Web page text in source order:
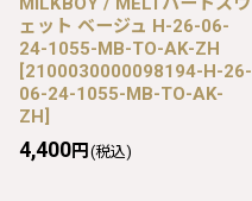
ェット ベージュ H-26-06-
24-1055-MB-TO-AK-ZH
[2100030000098194-H-26-
06-24-1055-MB-TO-AK-
ZH]
4,400円 (税込)